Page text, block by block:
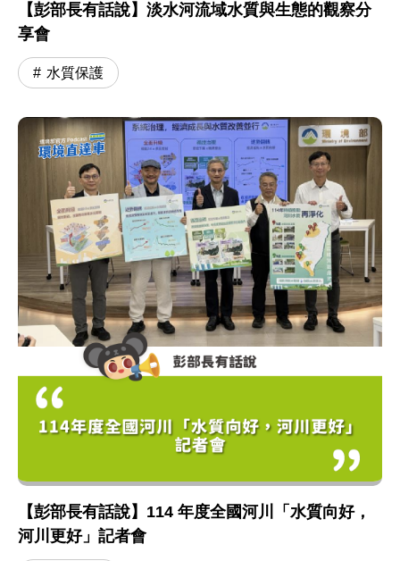
【彭部長有話說】淡水河流域水質與生態的觀察分
享會
水質保護
【彭部長有話說】114 年度全國河川「水質向好，
河川更好」記者會